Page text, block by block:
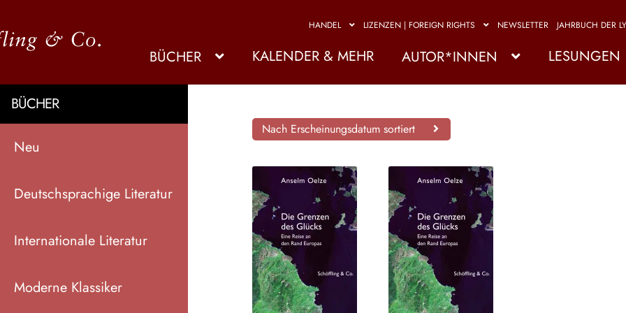
HANDEL LIZENZEN | FOREIGN RIGHTS NEWSLETTER JAHRBUCH DER
BÜCHER KALENDER & MEHR AUTOR*INNEN LESUNGEN
BÜCHER
Neu
Deutschsprachige Literatur
Internationale Literatur
Moderne Klassiker
Nach Erscheinungsdatum sortiert